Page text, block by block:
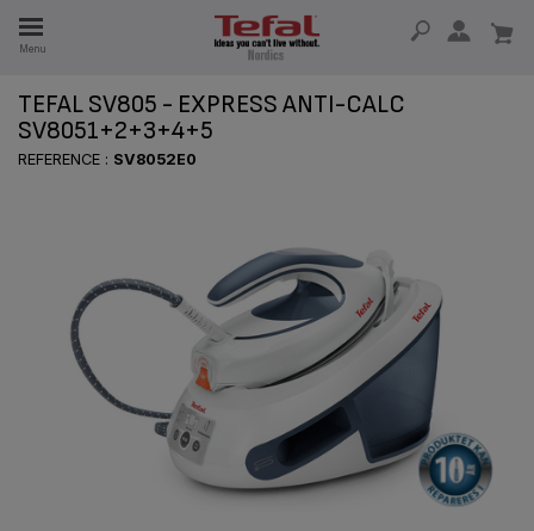
Menu
I 15 ÅR
TEFAL SV805 - EXPRESS ANTI-CALC
SV8051+2+3+4+5
REFERENCE : SV8052E0